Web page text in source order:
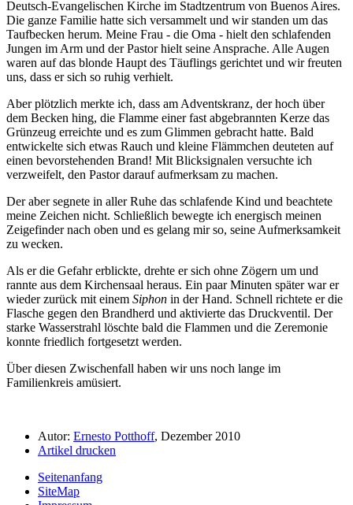
Deutsch-Evangelischen Kirche im Stadtzentrum von Buenos Aires.
Die ganze Familie hatte sich versammelt und wir standen um das
Taufbecken herum. Meine Frau - die Oma - hielt den schlafenden
Jungen im Arm und der Pastor hielt seine Ansprache. Alle Augen
waren auf das blonde Haupt des Täuflings gerichtet und wir freuten
uns, dass er sich so ruhig verhielt.
Aber plötzlich merkte ich, dass am Adventskranz, der hoch über
dem Becken hing, die Flamme einer fast abgebrannten Kerze das
Grünzeug erreichte und es zum Glimmen gebracht hatte. Bald
entwickelte sich etwas Rauch und kleine Flämmchen deuteten auf
einen bevorstehenden Brand! Mit Blicksignalen versuchte ich
verzweifelt, den Pastor darauf aufmerksam zu machen.
Der aber segnete in aller Ruhe das schlafende Kind und beachtete
meine Zeichen nicht. Schließlich bewegte ich energisch meinen
Zeigefinder nach oben und es gelang mir so, seine Aufmerksamkeit
zu wecken.
Als er die Gefahr erblickte, drehte er sich ohne Zögern um und
rannte aus dem Kirchensaal heraus. Ein paar Minuten später war er
wieder zurück mit einem Siphon in der Hand. Schnell richtete er die
Flasche gegen den Brandherd und aktivierte das Druckventil. Der
starke Wasserstrahl löschte bald die Flammen und die Zeremonie
konnte friedlich fortgesetzt werden.
Über diesen Zwischenfall haben wir uns noch lange im
Familienkreis amüsiert.
Autor: Ernesto Potthoff, Dezember 2010
Artikel drucken
Seitenanfang
SiteMap